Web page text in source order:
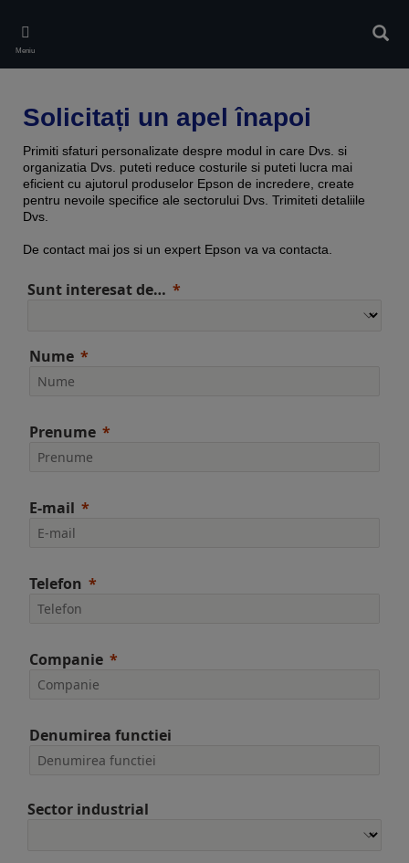
main
content
Meniu
Solicitați un apel înapoi
Primiti sfaturi personalizate despre modul in care Dvs. si
organizatia Dvs. puteti reduce costurile si puteti lucra mai
eficient cu ajutorul produselor Epson de incredere, create
pentru nevoile specifice ale sectorului Dvs. Trimiteti detaliile
Dvs.
De contact mai jos si un expert Epson va va contacta.
Sunt interesat de…
Nume
Prenume
E-mail
Telefon
Companie
Denumirea functiei
Sector industrial